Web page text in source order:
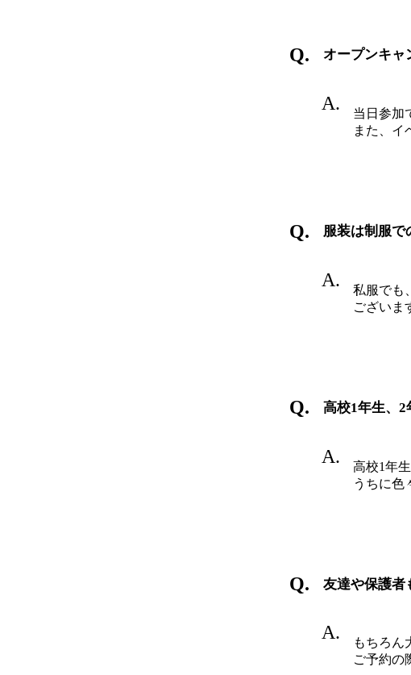
オープンキャ
当日参加
また、イ
服装は制服で
私服でも
ございま
高校1年生、2
高校1年
うちに色
友達や保護者
もちろん
ご予約の